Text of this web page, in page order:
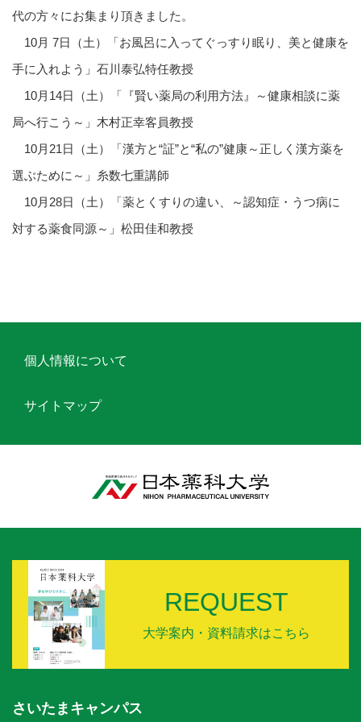
代の方々にお集まり頂きました。
10月 7日（土）「お風呂に入ってぐっすり眠り、美と健康を
手に入れよう」石川泰弘特任教授
10月14日（土）「『賢い薬局の利用方法』～健康相談に薬
局へ行こう～」木村正幸客員教授
10月21日（土）「漢方と“証”と“私の”健康～正しく漢方薬を
選ぶために～」糸数七重講師
10月28日（土）「薬とくすりの違い、～認知症・うつ病に
対する薬食同源～」松田佳和教授
個人情報について
サイトマップ
REQUEST
大学案内・資料請求はこちら
さいたまキャンパス